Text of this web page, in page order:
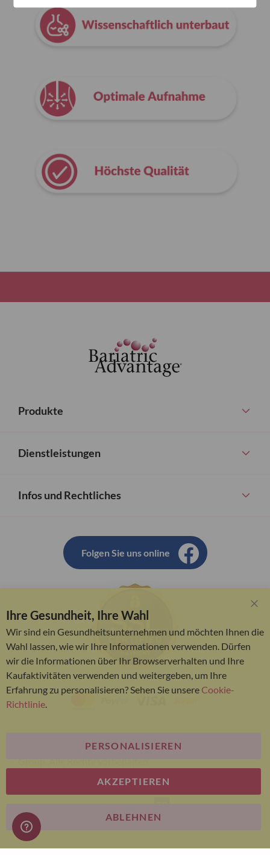
Produkte
Dienstleistungen
Infos und Rechtliches
Folgen Sie uns online
© Bariatric Advantage® ist eine Marke der Metagenics
Group. Alle Rechte vorbehalten.
E-commerce
Bar
Ihre Gesundheit, Ihre Wahl
Wir sind ein Gesundheitsunternehmen und möchten Ihnen die
Wahl lassen, wie wir Ihre Informationen verwenden. Dürfen
wir die Informationen über Ihr Browserverhalten und Ihre
Kaufaktivitäten verwenden und weitergeben, um Ihre
Erfahrung zu personalisieren? Sehen Sie unsereCookie-
Richtlinie.
AKZEPTIEREN
PERSONALISIEREN
ABLEHNEN